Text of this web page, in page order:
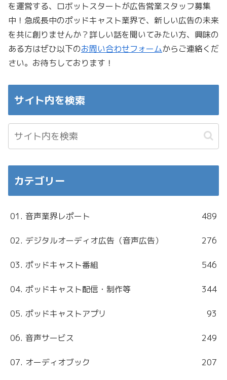
を運営する、ロボットスタートが広告営業スタッフ募集
中！急成長中のポッドキャスト業界で、新しい広告の未来
を共に創りませんか？詳しい話を聞いてみたい方、興味の
ある方はぜひ以下のお問い合わせフォームからご連絡くだ
さい。お待ちしております！
サイト内を検索
カテゴリー
01. 音声業界レポート 489
02. デジタルオーディオ広告（音声広告） 276
03. ポッドキャスト番組 546
04. ポッドキャスト配信・制作等 344
05. ポッドキャストアプリ 93
06. 音声サービス 249
07. オーディオブック 207